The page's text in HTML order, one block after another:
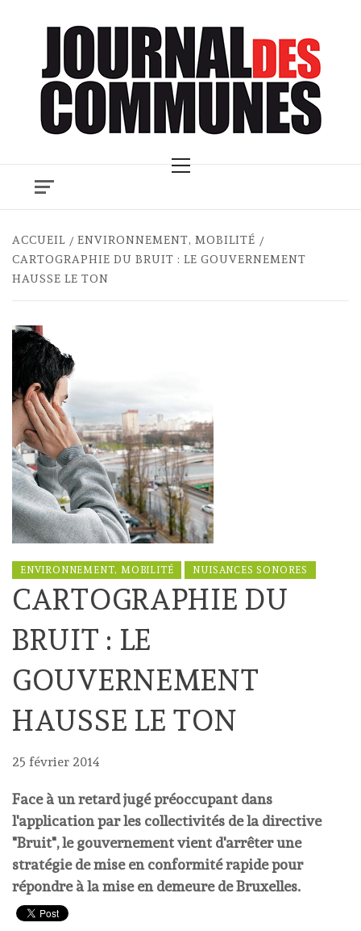
Menu
ACCUEIL
ENVIRONNEMENT, MOBILITÉ
CARTOGRAPHIE DU BRUIT : LE GOUVERNEMENT
HAUSSE LE TON
ENVIRONNEMENT, MOBILITÉ NUISANCES SONORES
CARTOGRAPHIE DU
BRUIT : LE
GOUVERNEMENT
HAUSSE LE TON
25 février 2014
Face à un retard jugé préoccupant dans
l'application par les collectivités de la directive
"Bruit", le gouvernement vient d'arrêter une
stratégie de mise en conformité rapide pour
répondre à la mise en demeure de Bruxelles.